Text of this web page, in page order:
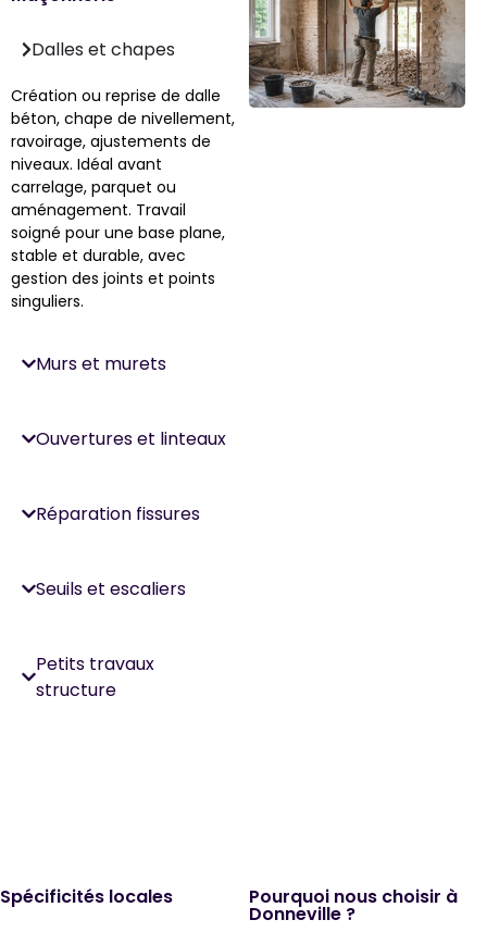
Dalles et chapes
Création ou reprise de dalle
béton, chape de nivellement,
ravoirage, ajustements de
niveaux. Idéal avant
carrelage, parquet ou
aménagement. Travail
soigné pour une base plane,
stable et durable, avec
gestion des joints et points
singuliers.
Murs et murets
Ouvertures et linteaux
Réparation fissures
Seuils et escaliers
Petits travaux
structure
Spécificités locales
Pourquoi nous choisir à
Donneville ?